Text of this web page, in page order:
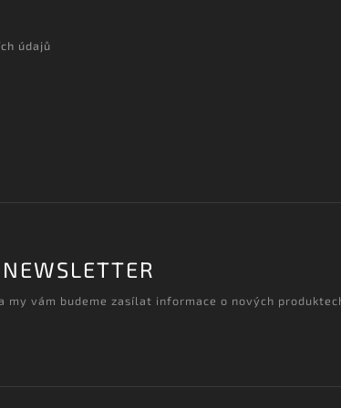
údajů
my vám budeme zasílat informace o nových